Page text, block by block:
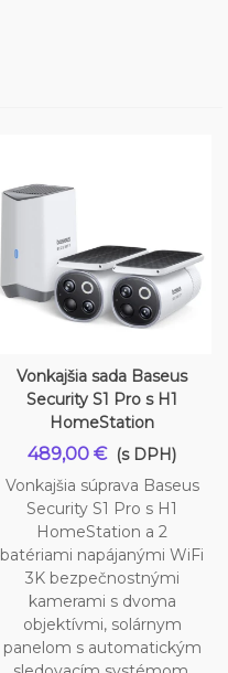
Vonkajšia sada Baseus
Security S1 Pro s H1
HomeStation
489,00 € (s DPH)
Vonkajšia súprava Baseus
Security S1 Pro s H1
HomeStation a 2
batériami napájanými WiFi
3K bezpečnostnými
kamerami s dvoma
objektívmi, solárnym
panelom s automatickým